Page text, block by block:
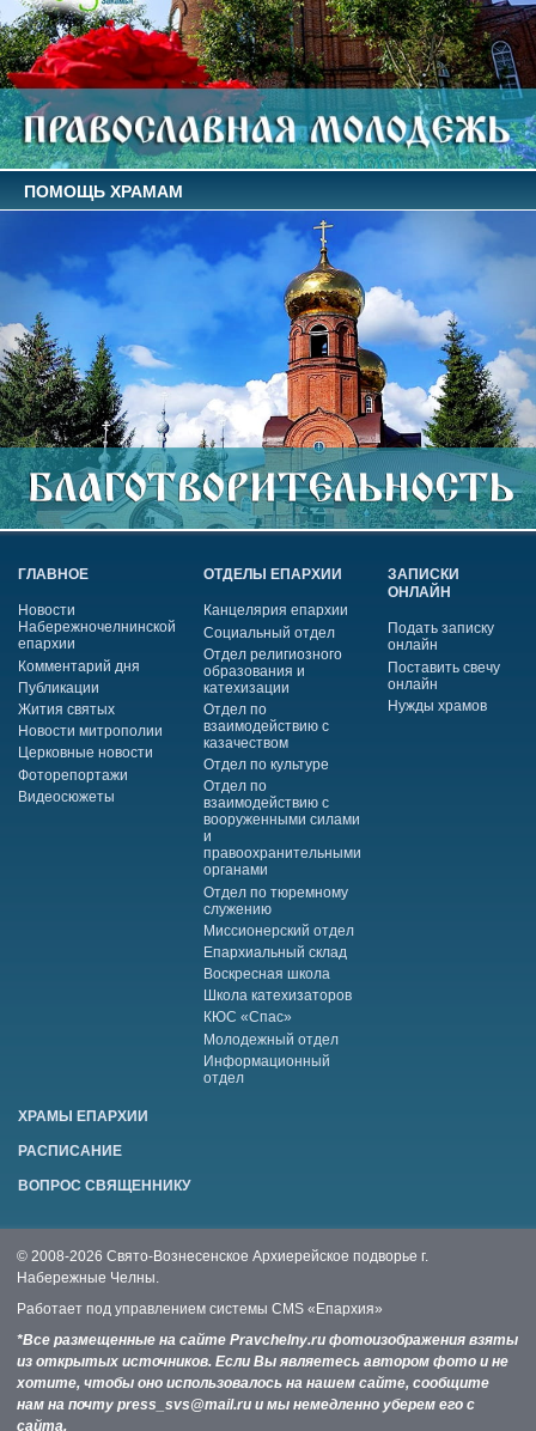
ПОМОЩЬ ХРАМАМ
ГЛАВНОЕ
Новости
Набережночелнинской
епархии
Комментарий дня
Публикации
Жития святых
Новости митрополии
Церковные новости
Фоторепортажи
Видеосюжеты
ОТДЕЛЫ ЕПАРХИИ
Канцелярия епархии
Социальный отдел
Отдел религиозного
образования и
катехизации
Отдел по
взаимодействию с
казачеством
Отдел по культуре
Отдел по
взаимодействию с
вооруженными силами
и
правоохранительными
органами
Отдел по тюремному
служению
Миссионерский отдел
Епархиальный склад
Воскресная школа
Школа катехизаторов
КЮС «Спас»
Молодежный отдел
Информационный
отдел
ЗАПИСКИ
ОНЛАЙН
Подать записку
онлайн
Поставить свечу
онлайн
Нужды храмов
ХРАМЫ ЕПАРХИИ
РАСПИСАНИЕ
ВОПРОС СВЯЩЕННИКУ
© 2008-2026 Свято-Вознесенское Архиерейское подворье г.
Набережные Челны.
Работает под управлением системы CMS «Епархия»
*Все размещенные на сайте Pravchelny.ru фотоизображения взяты
из открытых источников. Если Вы являетесь автором фото и не
хотите, чтобы оно использовалось на нашем сайте, сообщите
нам на почту press_svs@mail.ru и мы немедленно уберем его с
сайта.